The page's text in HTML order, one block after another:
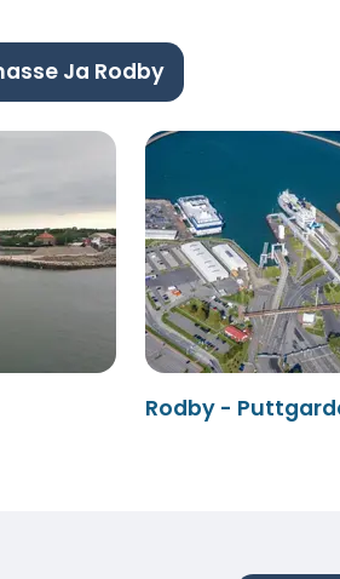
Ja Rodby
Rodby -